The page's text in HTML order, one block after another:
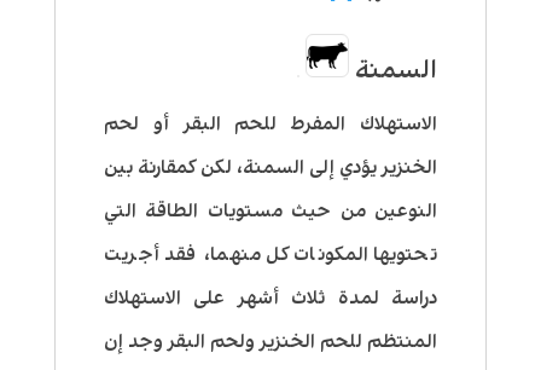
السمنة
الاستهلاك المفرط للحم البقر أو لحم
الخنزيريؤدي إلى السمنة، لكن كمقارنة بين
النوعين من حيث مستويات الطاقة التي
تحتويها المكونات كل منهما، فقد أجريت
دراسة لمدة ثلاث أشهر على الاستهلاك
المنتظم للحم الخنزير ولحم البقر وجد إن